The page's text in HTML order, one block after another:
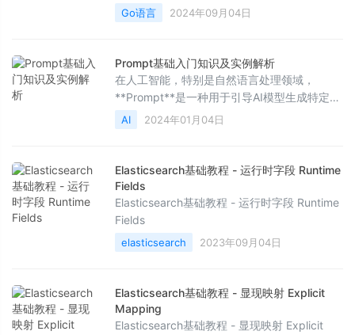
Go语言 2024年09月04日
Prompt基础入门知识及实例解析
在人工智能，特别是自然语言处理领域，
**Prompt**是一种用于引导AI模型生成特定输
出的输入文本。它既可以是一句问题、一段描
述，也可以是一个指令，通过提供明确且具有
和上下文理解来生成符合预期的回答或内容。
例如：- Prompt: "写一篇关于环保的文章开头
段落。"- AI模型可能的响应: "环境保护是当今
全
AI 2024年01月04日
Elasticsearch基础教程 - 运行时字段 Runtime
Fields
Elasticsearch基础教程 - 运行时字段 Runtime
Fields
elasticsearch 2023年09月04日
Elasticsearch基础教程 - 显现映射 Explicit
Mapping
Elasticsearch基础教程 - 显现映射 Explicit